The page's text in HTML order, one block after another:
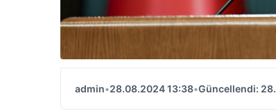
admin•28.08.2024 13:38•Güncellendi: